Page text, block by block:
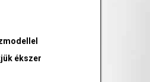
ékszer